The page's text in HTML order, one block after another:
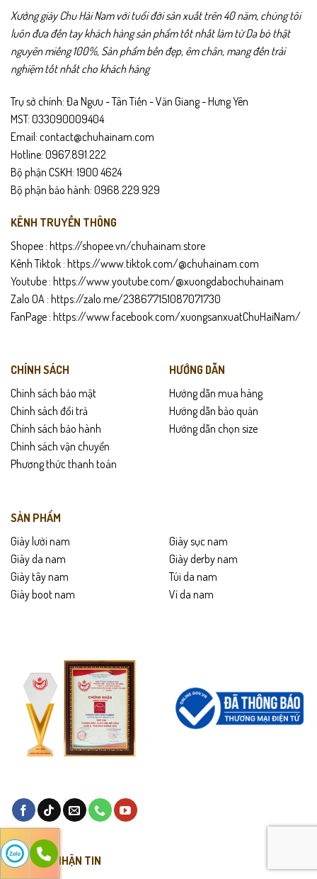
Xưởng giày Chu Hải Nam với tuổi đời sản xuất trên 40 năm, chúng tôi
luôn đưa đến tay khách hàng sản phẩm tốt nhất làm từ Da bò thật
nguyên miếng 100%, Sản phẩm bền đẹp, êm chân, mang đến trải
nghiệm tốt nhất cho khách hàng
Trụ sở chính: Đa Ngưu - Tân Tiến - Văn Giang - Hưng Yên
MST: 033090009404
Email: contact@chuhainam.com
Hotline: 0967.891.222
Bộ phận CSKH: 1900 4624
Bộ phận bảo hành: 0968.229.929
KÊNH TRUYỀN THÔNG
Shopee : https://shopee.vn/chuhainam.store
Kênh Tiktok : https://www.tiktok.com/@chuhainam.com
Youtube : https://www.youtube.com/@xuongdabochuhainam
Zalo OA : https://zalo.me/238677151087071730
FanPage : https://www.facebook.com/xuongsanxuatChuHaiNam/
CHÍNH SÁCH
Chính sách bảo mật
Chính sách đổi trả
Chính sách bảo hành
Chính sách vận chuyển
Phương thức thanh toán
HƯỚNG DẪN
Hướng dẫn mua hàng
Hướng dẫn bảo quản
Hướng dẫn chọn size
SẢN PHẨM
Giày lười nam
Giày da nam
Giày tây nam
Giày boot nam
Giày sục nam
Giày derby nam
Túi da nam
Ví da nam
ĐĂNG KÝ NHẬN TIN